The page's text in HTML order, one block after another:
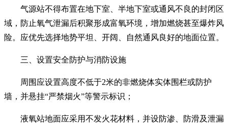
气源站不得布置在地下室、半地下室或通风不良的封闭区
域，防止氧气泄漏后积聚形成富氧环境，增加燃烧甚至爆炸风
险。应优先选择地势平坦、开阔、自然通风良好的地面位置。
三、设置安全防护与消防设施
周围应设置高度不低于2米的非燃烧体实体围栏或防护
墙，并悬挂“严禁烟火”等警示标识；
液氧站地面应采用不发火花材料，并设防渗、防滑及泄漏